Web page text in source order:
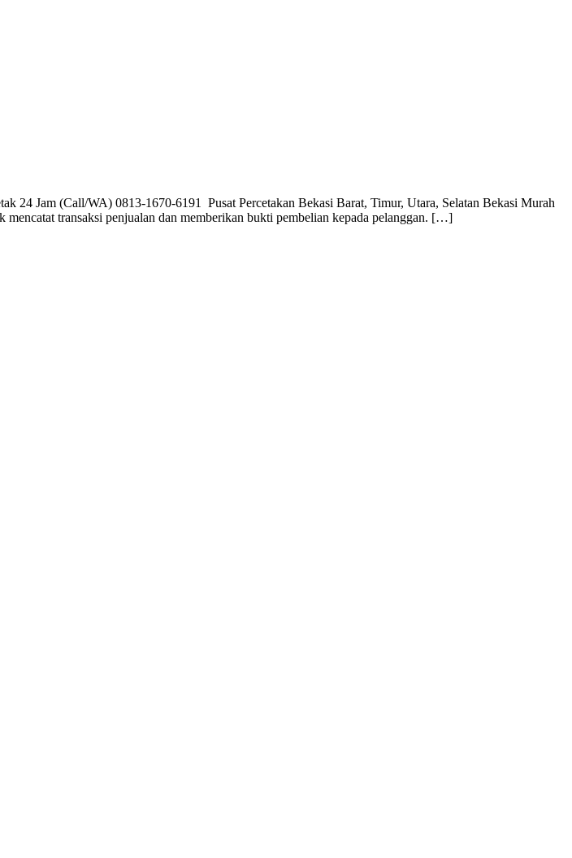
24 Jam (Call/WA) 0813-1670-6191 Pusat Percetakan Bekasi Barat, Timur, Utara, Selatan Bekasi Murah
transaksi penjualan dan memberikan bukti pembelian kepada pelanggan. […]